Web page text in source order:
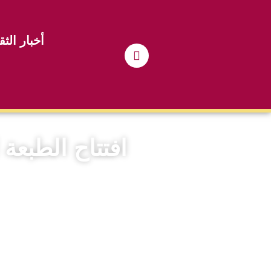
أخبار
افتتاح الطبعة ال 14 للمهرجان الثقافي